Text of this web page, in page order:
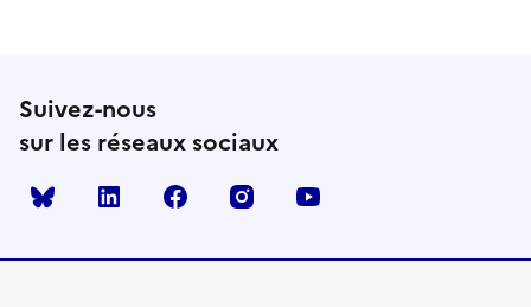
Suivez-nous
sur les réseaux sociaux
Bluesky linkedin facebook instagram